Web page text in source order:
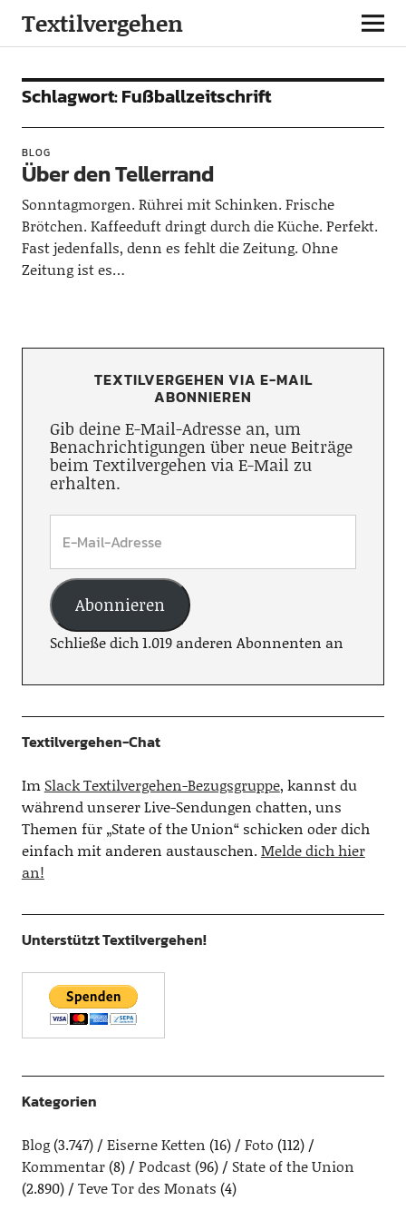
Textilvergehen
Schlagwort:Fußballzeitschrift
BLOG
Über den Tellerrand
Sonntagmorgen. Rührei mit Schinken. Frische
Brötchen. Kaffeeduft dringt durch die Küche. Perfekt.
Fast jedenfalls, denn es fehlt die Zeitung. Ohne
Zeitung ist es…
TEXTILVERGEHEN VIA E-MAIL
ABONNIEREN
Gib deine E-Mail-Adresse an, um
Benachrichtigungen über neue Beiträge
beim Textilvergehen via E-Mail zu
erhalten.
Abonnieren
Schließe dich 1.019 anderen Abonnenten an
Textilvergehen-Chat
Im Slack Textilvergehen-Bezugsgruppe, kannst du
während unserer Live-Sendungen chatten, uns
Themen für „State of the Union“ schicken oder dich
einfach mit anderen austauschen.Melde dich hier
an!
Unterstützt Textilvergehen!
Kategorien
Blog(3.747) Eiserne Ketten (16) Foto (112)
Kommentar(8) Podcast(96)
State of the Union
(2.890)
Teve Tor des Monats (4)